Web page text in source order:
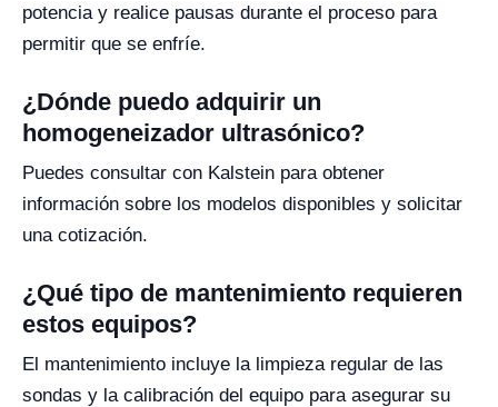
potencia y realice pausas durante el proceso para
permitir que se enfríe.
¿Dónde puedo adquirir un
homogeneizador ultrasónico?
Puedes consultar con Kalstein para obtener
información sobre los modelos disponibles y solicitar
una cotización.
¿Qué tipo de mantenimiento requieren
estos equipos?
El mantenimiento incluye la limpieza regular de las
sondas y la calibración del equipo para asegurar su